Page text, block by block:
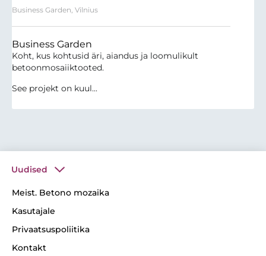
Business Garden, Vilnius
Business Garden
Koht, kus kohtusid äri, aiandus ja loomulikult
betoonmosaiiktooted.
See projekt on kuul...
Uudised
Meist. Betono mozaika
Kasutajale
Privaatsuspoliitika
Kontakt